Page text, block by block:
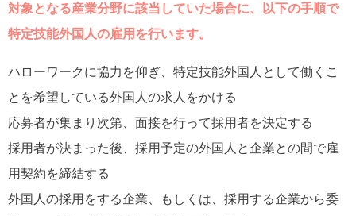
対象となる産業分野に該当していた場合に、以下の手順で
特定技能外国人の雇用を行います。
ハローワークに協力を仰ぎ、特定技能外国人として働くこ
とを希望している外国人の求人をかける
応募者が集まり次第、面接を行って採用者を決定する
採用者が決まった後、採用予定の外国人と企業との間で雇
用契約を締結する
外国人の採用をする企業、もしくは、採用する企業から委